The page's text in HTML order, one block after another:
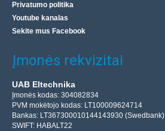
Privatumo politika
Youtube kanalas
Sekite mus Facebook
Įmonės rekvizitai
UAB Eltechnika
Įmonės kodas: 304082834
PVM mokėtojo kodas: LT100009624714
Bankas: LT367300010144143930 (Swedbank)
SWIFT: HABALT22